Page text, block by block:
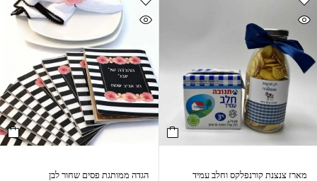
מארז צנצנת קורנפלקס וחלב עמיד הגדה ממותגת פסים שחור לבן